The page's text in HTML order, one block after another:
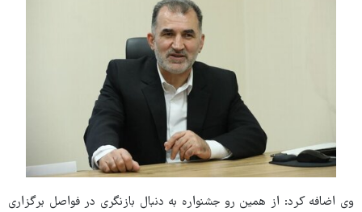
وی اضافه کرد: از همین رو جشنواره به دنبال بازنگری در فواصل برگزاری